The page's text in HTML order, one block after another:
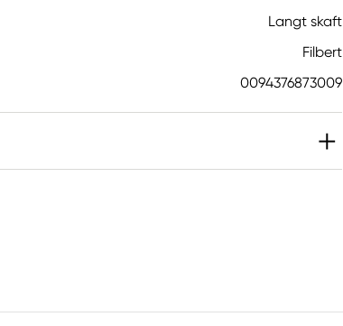
Langt skaft
Filbert
0094376873009